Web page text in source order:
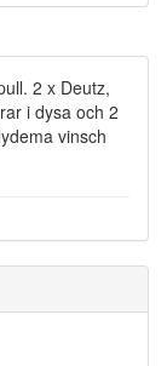
2 x Deutz,
i dysa och 2
vinsch